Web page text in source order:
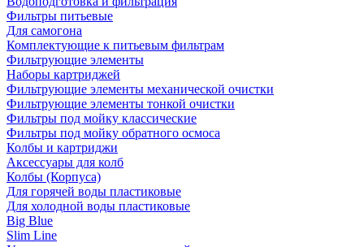
Фильтры питьевые
Для самогона
Комплектующие к питьевым фильтрам
Фильтрующие элементы
Наборы картриджей
Фильтрующие элементы механической очистки
Фильтрующие элементы тонкой очистки
Фильтры под мойку классические
Фильтры под мойку обратного осмоса
Колбы и картриджи
Аксессуары для колб
Колбы (Корпуса)
Для горячей воды пластиковые
Для холодной воды пластиковые
Big Blue
Slim Line